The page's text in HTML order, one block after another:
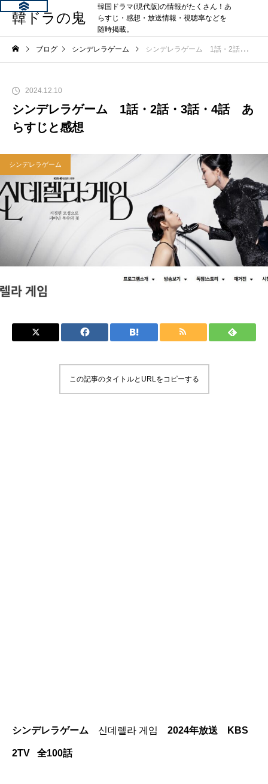
韓ドラの鬼
韓国ドラマ(現代版)の情報がたくさん！あ
らすじ・感想・放送情報・視聴率などを
随時掲載。
ブログ シンデレラゲーム シンデレラゲーム 1話・2話・3話・4話 あらすじと感想
2024.12.10
シンデレラゲーム 1話・2話・3話・4話 あ
らすじと感想
シンデレラゲーム
この記事のタイトルとURLをコピーする
シンデレラゲーム 신데렐라 게임 2024年放送 KBS
2TV 全100話